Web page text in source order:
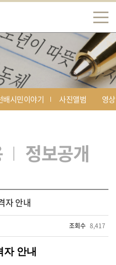
배시민이야기 사진앨범 영
정보공개
자 안내
조회수 8,417
안내